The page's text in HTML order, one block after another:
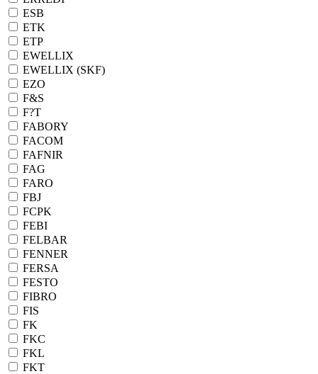
ESB
ETK
ETP
EWELLIX
EWELLIX (SKF)
EZO
F&S
F?T
FABORY
FACOM
FAFNIR
FAG
FARO
FBJ
FCPK
FEBI
FELBAR
FENNER
FERSA
FESTO
FIBRO
FIS
FK
FKC
FKL
FKT